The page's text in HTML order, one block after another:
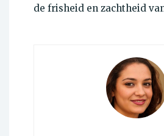
de frisheid en zachtheid